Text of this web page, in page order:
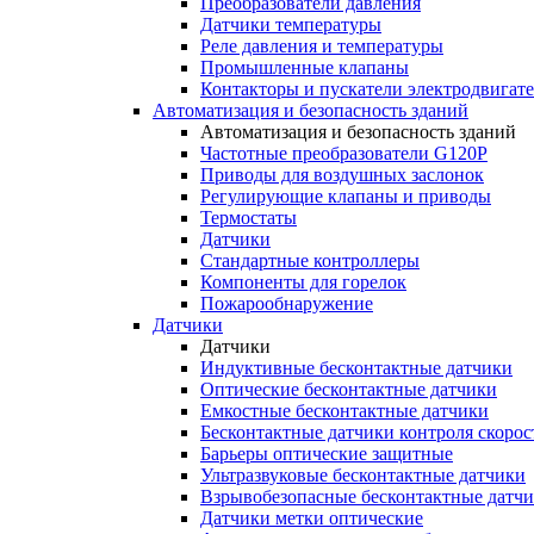
Датчики температуры
Реле давления и температуры
Промышленные клапаны
Контакторы и пускатели
Автоматизация и безопасность зданий
Автоматизация и безопасность зданий
Частотные преобразователи G120P
Приводы для воздушных заслонок
Регулирующие клапаны и приводы
Термостаты
Датчики
Стандартные контроллеры
Компоненты для горелок
Пожарообнаружение
Датчики
Датчики
Индуктивные бесконтактные датчики
Оптические бесконтактные датчики
Емкостные бесконтактные датчики
Бесконтактные датчики контроля
Барьеры оптические защитные
Ультразвуковые бесконтактные датчики
Взрывобезопасные бесконтактные
Датчики метки оптические